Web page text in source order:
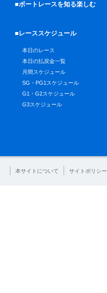
■ボートレースを知る楽しむ
■レーススケジュール
本日のレース
本日の払戻金一覧
月間スケジュール
SG・PG1スケジュール
G1・G2スケジュール
G3スケジュール
本サイトについて サイトポリシー